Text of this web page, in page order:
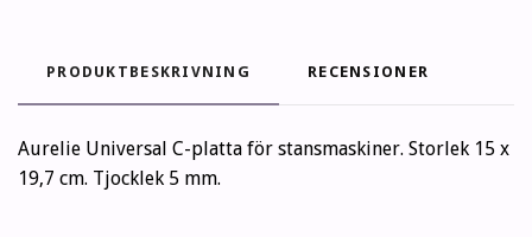
PRODUKTBESKRIVNING RECENSIONER
Aurelie Universal C-platta för stansmaskiner. Storlek 15 x
19,7 cm. Tjocklek 5 mm.